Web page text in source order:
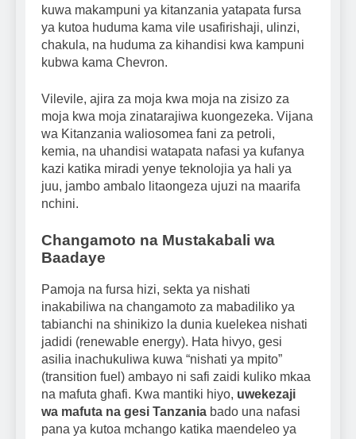
kuwa makampuni ya kitanzania yatapata fursa
ya kutoa huduma kama vile usafirishaji, ulinzi,
chakula, na huduma za kihandisi kwa kampuni
kubwa kama Chevron.
Vilevile, ajira za moja kwa moja na zisizo za
moja kwa moja zinatarajiwa kuongezeka. Vijana
wa Kitanzania waliosomea fani za petroli,
kemia, na uhandisi watapata nafasi ya kufanya
kazi katika miradi yenye teknolojia ya hali ya
juu, jambo ambalo litaongeza ujuzi na maarifa
nchini.
Changamoto na Mustakabali wa
Baadaye
Pamoja na fursa hizi, sekta ya nishati
inakabiliwa na changamoto za mabadiliko ya
tabianchi na shinikizo la dunia kuelekea nishati
jadidi (renewable energy). Hata hivyo, gesi
asilia inachukuliwa kuwa “nishati ya mpito”
(transition fuel) ambayo ni safi zaidi kuliko mkaa
na mafuta ghafi. Kwa mantiki hiyo, uwekezaji
wa mafuta na gesi Tanzania bado una nafasi
pana ya kutoa mchango katika maendeleo ya